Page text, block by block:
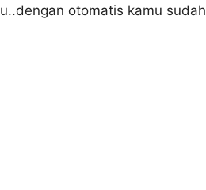
otomatis kamu sudah